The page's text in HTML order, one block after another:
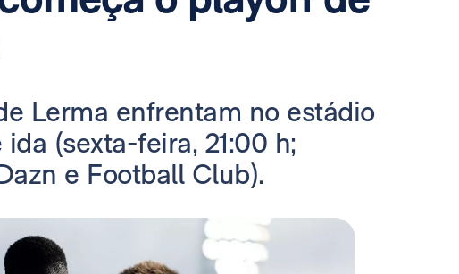
Lerma enfrentam no estádio
(sexta-feira, 21:00 h;
e Football Club).